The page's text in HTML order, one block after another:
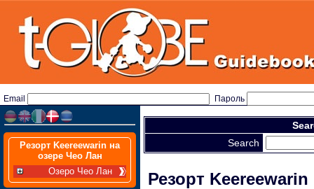
Email Пароль
Резорт Keereewarin на
озере Чео Лан
Озеро Чео Лан
Search
Резорт